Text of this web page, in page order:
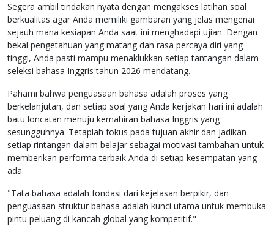
Segera ambil tindakan nyata dengan mengakses latihan soal
berkualitas agar Anda memiliki gambaran yang jelas mengenai
sejauh mana kesiapan Anda saat ini menghadapi ujian. Dengan
bekal pengetahuan yang matang dan rasa percaya diri yang
tinggi, Anda pasti mampu menaklukkan setiap tantangan dalam
seleksi bahasa Inggris tahun 2026 mendatang.
Pahami bahwa penguasaan bahasa adalah proses yang
berkelanjutan, dan setiap soal yang Anda kerjakan hari ini adalah
batu loncatan menuju kemahiran bahasa Inggris yang
sesungguhnya. Tetaplah fokus pada tujuan akhir dan jadikan
setiap rintangan dalam belajar sebagai motivasi tambahan untuk
memberikan performa terbaik Anda di setiap kesempatan yang
ada.
"Tata bahasa adalah fondasi dari kejelasan berpikir, dan
penguasaan struktur bahasa adalah kunci utama untuk membuka
pintu peluang di kancah global yang kompetitif."